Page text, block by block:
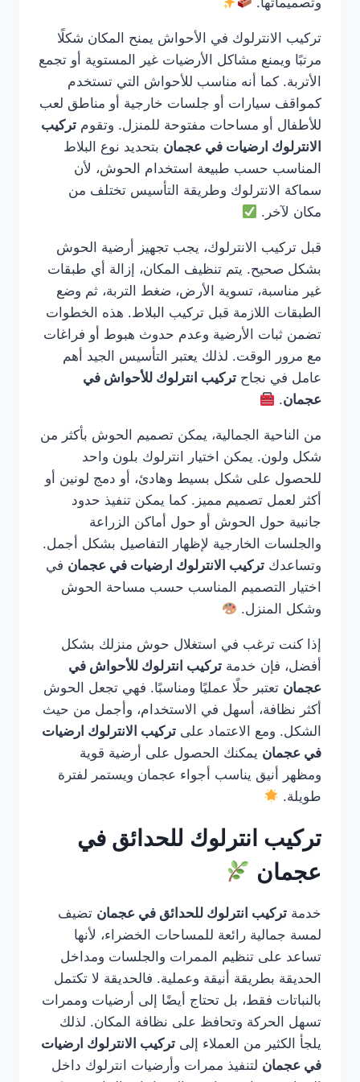
تركيب الانترلوك في الأحواش يمنح المكان شكلًا
مرتبًا ويمنع مشاكل الأرضيات غير المستوية أو تجمع
الأتربة. كما أنه مناسب للأحواش التي تستخدم
كمواقف سيارات أو جلسات خارجية أو مناطق لعب
للأطفال أو مساحات مفتوحة للمنزل. وتقوم تركيب
الانترلوك ارضيات في عجمان بتحديد نوع البلاط
المناسب حسب طبيعة استخدام الحوش، لأن
سماكة الانترلوك وطريقة التأسيس تختلف من
مكان لآخر.
قبل تركيب الانترلوك، يجب تجهيز أرضية الحوش
بشكل صحيح. يتم تنظيف المكان، إزالة أي طبقات
غير مناسبة، تسوية الأرض، ضغط التربة، ثم وضع
الطبقات اللازمة قبل تركيب البلاط. هذه الخطوات
تضمن ثبات الأرضية وعدم حدوث هبوط أو فراغات
مع مرور الوقت. لذلك يعتبر التأسيس الجيد أهم
عامل في نجاح تركيب انترلوك للأحواش في
عجمان.
من الناحية الجمالية، يمكن تصميم الحوش بأكثر من
شكل ولون. يمكن اختيار انترلوك بلون واحد
للحصول على شكل بسيط وهادئ، أو دمج لونين أو
أكثر لعمل تصميم مميز. كما يمكن تنفيذ حدود
جانبية حول الحوش أو حول أماكن الزراعة
والجلسات الخارجية لإظهار التفاصيل بشكل أجمل.
وتساعدك تركيب الانترلوك ارضيات في عجمان في
اختيار التصميم المناسب حسب مساحة الحوش
وشكل المنزل.
إذا كنت ترغب في استغلال حوش منزلك بشكل
أفضل، فإن خدمة تركيب انترلوك للأحواش في
عجمان تعتبر حلًا عمليًا ومناسبًا. فهي تجعل الحوش
أكثر نظافة، أسهل في الاستخدام، وأجمل من حيث
الشكل. ومع الاعتماد على تركيب الانترلوك ارضيات
في عجمان يمكنك الحصول على أرضية قوية
ومظهر أنيق يناسب أجواء عجمان ويستمر لفترة
طويلة.
تركيب انترلوك للحدائق في
عجمان
خدمة تركيب انترلوك للحدائق في عجمان تضيف
لمسة جمالية رائعة للمساحات الخضراء، لأنها
تساعد على تنظيم الممرات والجلسات ومداخل
الحديقة بطريقة أنيقة وعملية. فالحديقة لا تكتمل
بالنباتات فقط، بل تحتاج أيضًا إلى أرضيات وممرات
تسهل الحركة وتحافظ على نظافة المكان. لذلك
يلجأ الكثير من العملاء إلى تركيب الانترلوك ارضيات
في عجمان لتنفيذ ممرات وأرضيات انترلوك داخل